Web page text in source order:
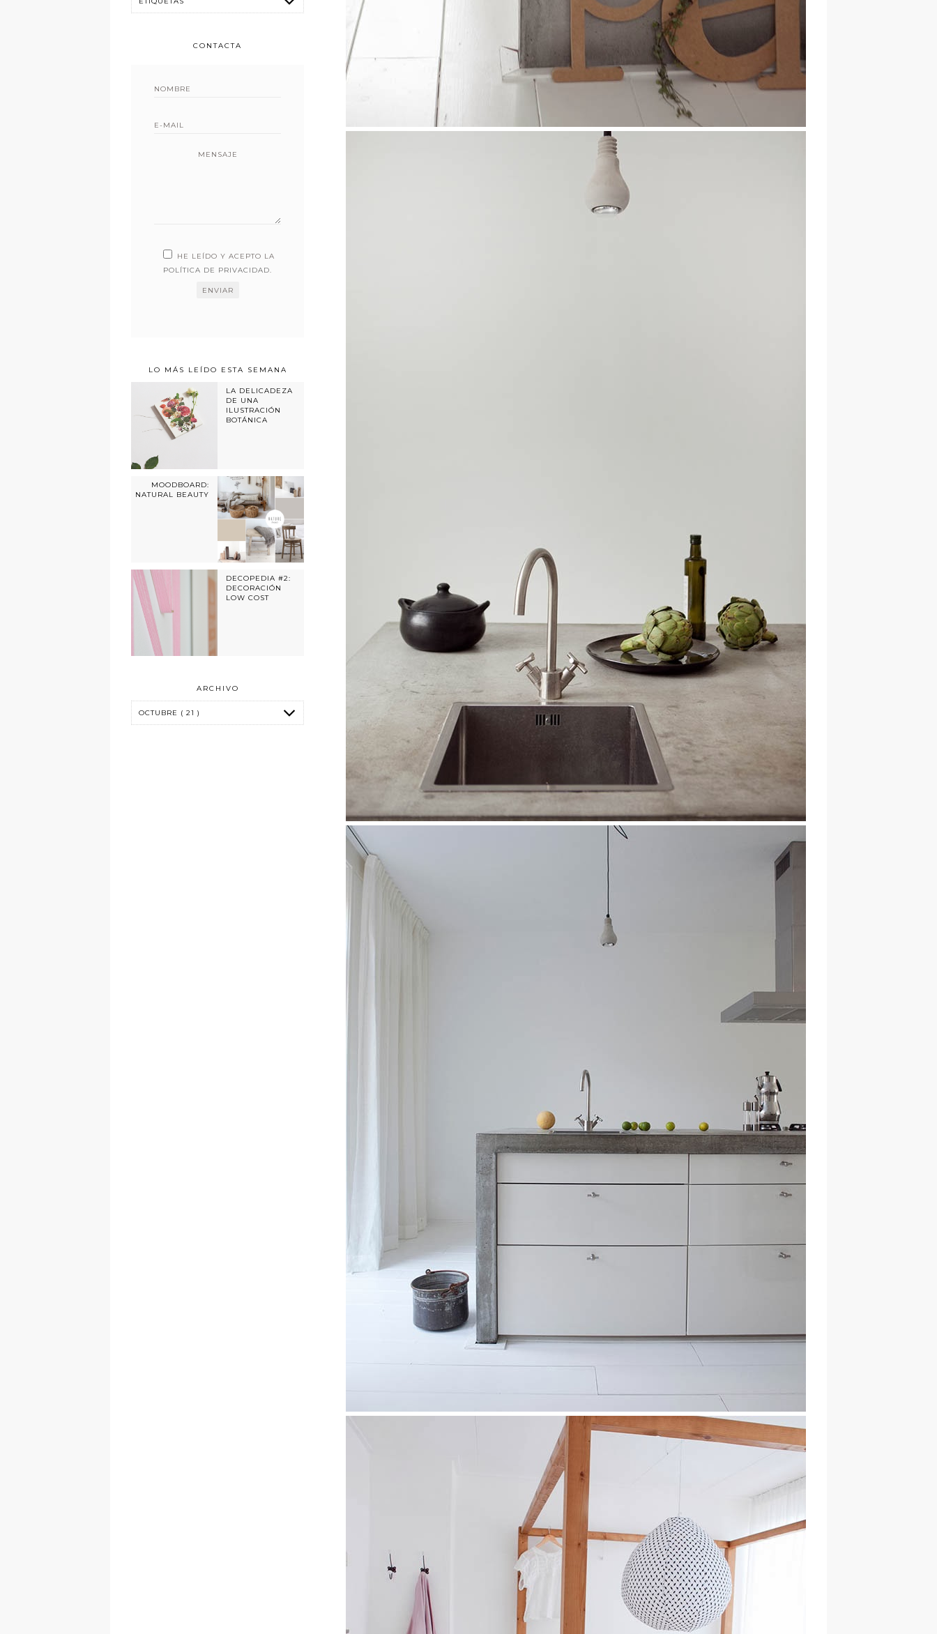
CONTACTA
MENSAJE
HE LEÍDO Y ACEPTO LA
POLÍTICA DE PRIVACIDAD.
LO MÁS LEÍDO ESTA SEMANA
LA DELICADEZA
DE UNA
ILUSTRACIÓN
BOTÁNICA
MOODBOARD:
NATURAL BEAUTY
DECOPEDIA #2:
DECORACIÓN
LOW COST
ARCHIVO